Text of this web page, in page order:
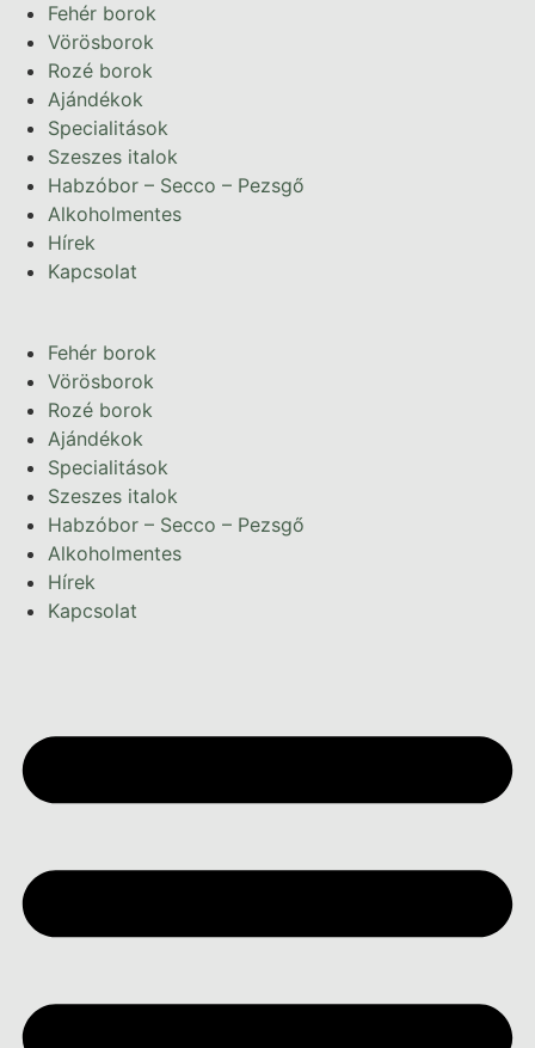
Fehér borok
Vörösborok
Rozé borok
Ajándékok
Specialitások
Szeszes italok
Habzóbor – Secco – Pezsgő
Alkoholmentes
Hírek
Kapcsolat
Fehér borok
Vörösborok
Rozé borok
Ajándékok
Specialitások
Szeszes italok
Habzóbor – Secco – Pezsgő
Alkoholmentes
Hírek
Kapcsolat